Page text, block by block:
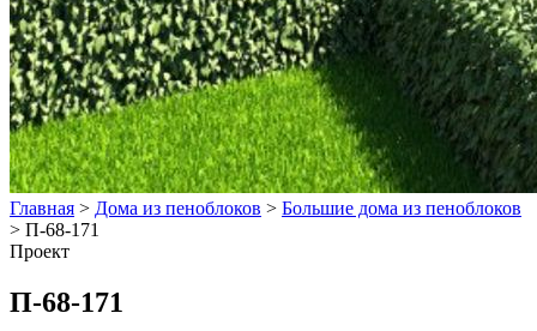
Главная > Дома из пеноблоков > Большие дома из пеноблоков
> П-68-171
Проект
П-68-171